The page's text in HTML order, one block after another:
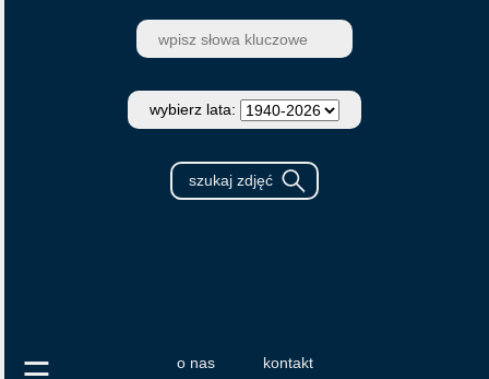
wybierz lata:
o nas kontakt